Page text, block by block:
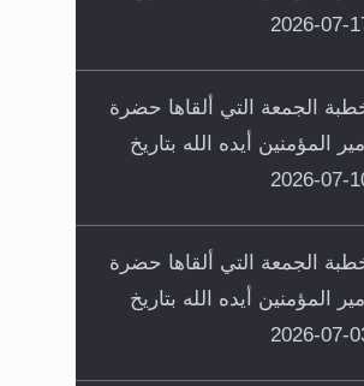
17-
الجمعة التي ألقاها حضرة
أمير المؤمنين أيده الله بتاريخ
10-
الجمعة التي ألقاها حضرة
أمير المؤمنين أيده الله بتاريخ
03-